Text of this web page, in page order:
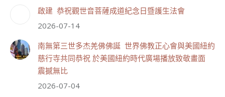
世界佛教正心會
July 20, 2026, 10:47 AM
【啟建 恭祝觀世音菩薩成道紀念日暨護生法會】
觀世音菩薩大慈大悲，救眾生脫離苦難的行願，為宇宙
間的大悲之王，化身為各種形象而為眾生說法，尋聲救
苦、免災免難、利益蒼生，無剎不現身，農曆6月19日為
觀世音菩薩成道紀念日，世界佛教正心會文殊院、財神
會館、桃園金龜山三寶殿將在8月1日(星期六)於金龜山
三寶殿聯合啟建「恭祝...
啟建 恭祝觀世音菩薩成道紀念日暨護生法會
2026-07-14
南無第三世多杰羌佛佛誕 世界佛教正心會與美國紐約
慈行寺共同恭祝 於美國紐約時代廣場播放致敬畫面
震撼無比
2026-07-04